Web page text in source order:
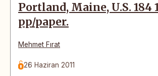
Portland, Maine, U.S. 184
pp/paper.
Mehmet Fırat
26 Haziran 2011